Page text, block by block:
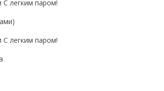
легким паром!
легким паром!